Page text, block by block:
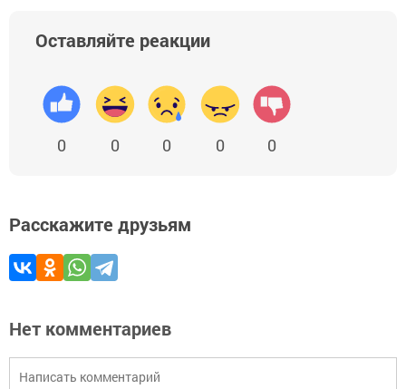
Оставляйте реакции
0 0 0 0 0
Расскажите друзьям
Нет комментариев